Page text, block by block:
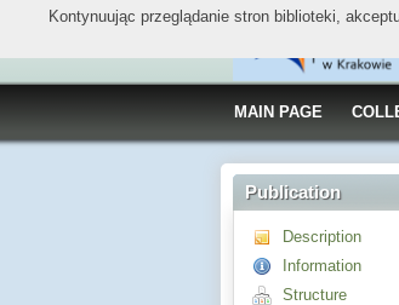
MAIN PAGE
Publication
Description
Information
Structure
Kontynuując przeglądanie stron biblioteki,